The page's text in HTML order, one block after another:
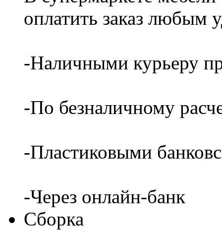
оплатить заказ любым
-Наличными курьеру
-По безналичному
-Пластиковыми
-Через онлайн-банк
Сборка